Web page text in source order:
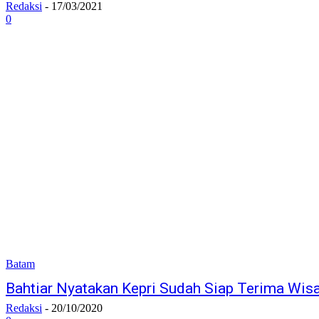
Redaksi - 17/03/2021
0
Batam
Bahtiar Nyatakan Kepri Sudah Siap Terima
Redaksi - 20/10/2020